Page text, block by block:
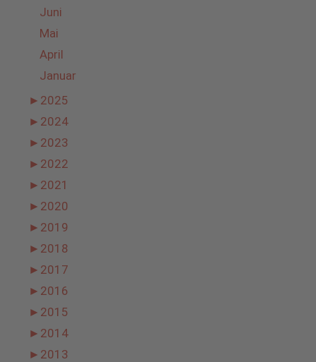
Juni
Mai
April
Januar
► 2025
► 2024
► 2023
► 2022
► 2021
► 2020
► 2019
► 2018
► 2017
► 2016
► 2015
► 2014
► 2013